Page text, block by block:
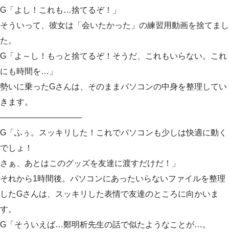
G「よし！これも…捨てるぞ！」
そういって、彼女は「会いたかった」の練習用動画を捨てまし
た。
G「よ～し！もっと捨てるぞ！そうだ、これもいらない。これ
にも時間を…」
勢いに乗ったGさんは、そのままパソコンの中身を整理してい
きます。
——————————
G「ふぅ。スッキリした！これでパソコンも少しは快適に動く
でしょ！
さぁ、あとはこのグッズを友達に渡すだけだ！」
それから1時間後。パソコンにあったいらないファイルを整理
したGさんは、スッキリした表情で友達のところに向かいま
す。
G「そういえば…鄭明析先生の話で似たようなことが…。